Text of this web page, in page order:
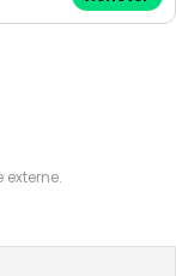
externe.